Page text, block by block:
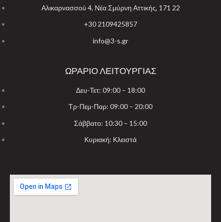
Αλικαρνασσού 4, Νέα Σμύρνη Αττικής, 171 22
+30 2109425857
info@3-s.gr
ΩΡΑΡΙΟ ΛΕΙΤΟΥΡΓΙΑΣ
Δευ-Τετ: 09:00 – 18:00
Τρ-Πεμ-Παρ: 09:00 – 20:00
Σάββατο: 10:30 – 15:00
Κυριακή: Κλειστά